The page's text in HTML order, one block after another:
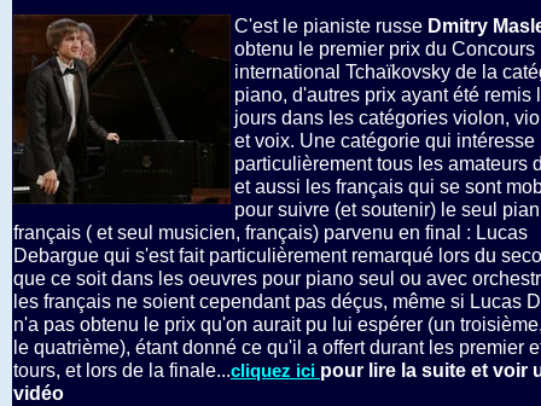
C'est le pianiste russe Dmitry
obtenu le premier prix du Concours
international Tchaïkovsky de la
piano, d'autres prix ayant été remis
jours dans les catégories violon,
et voix. Une catégorie qui intéresse
particulièrement tous les amateurs
et aussi les français qui se sont
pour suivre (et soutenir) le seul
français ( et seul musicien, français) parvenu en final : Lucas
Debargue qui s'est fait particulièrement remarqué lors du
que ce soit dans les oeuvres pour piano seul ou avec
les français ne soient cependant pas déçus, même si Lucas
n'a pas obtenu le prix qu'on aurait pu lui espérer (un
le quatrième), étant donné ce qu'il a offert durant les premier
tours, et lors de la finale...cliquez ici pour lire la suite et voir
vidéo